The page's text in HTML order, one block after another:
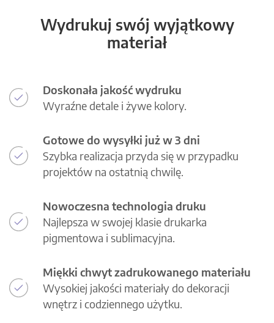
Wydrukuj swój wyjątkowy
materiał
Doskonała jakość wydruku
Wyraźne detale i żywe kolory.
Gotowe do wysyłki już w 3 dni
Szybka realizacja przyda się w przypadku
projektów na ostatnią chwilę.
Nowoczesna technologia druku
Najlepsza w swojej klasie drukarka
pigmentowa i sublimacyjna.
Miękki chwyt zadrukowanego materiału
Wysokiej jakości materiały do dekoracji
wnętrz i codziennego użytku.